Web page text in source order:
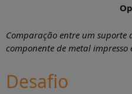
Comparação entre um suporte
componente de metal impresso
Desafio